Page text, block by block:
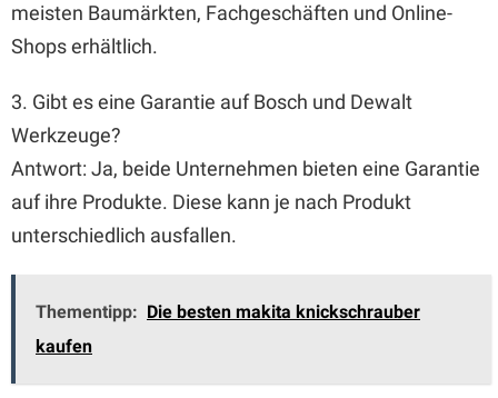
meisten Baumärkten, Fachgeschäften und Online-
Shops erhältlich.
3. Gibt es eine Garantie auf Bosch und Dewalt
Werkzeuge?
Antwort: Ja, beide Unternehmen bieten eine Garantie
auf ihre Produkte. Diese kann je nach Produkt
unterschiedlich ausfallen.
Thementipp: Die besten makita knickschrauber
kaufen